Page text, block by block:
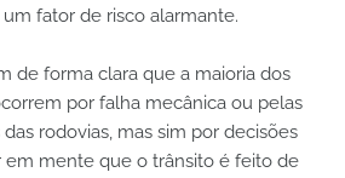
fator de risco alarmante.
de forma clara que a maioria dos
por falha mecânica ou pelas
rodovias, mas sim por decisões
em mente que o trânsito é feito de